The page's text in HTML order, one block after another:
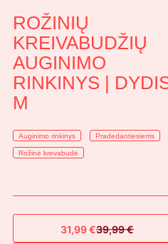
ROŽINIŲ
KREIVABUDŽIŲ
AUGINIMO
RINKINYS |
M
Auginimo rinkinys Pradedantiesiems
Rožinė krevabudė
39,99€
Original
31,99€
Current